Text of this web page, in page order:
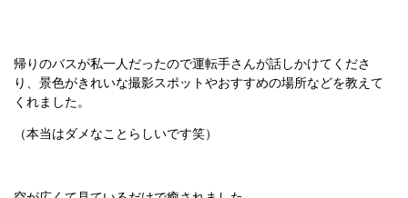
帰りのバスが私一人だったので運転手さんが話しかけてくださ
り、景色がきれいな撮影スポットやおすすめの場所などを教えて
くれました。
（本当はダメなことらしいです笑）